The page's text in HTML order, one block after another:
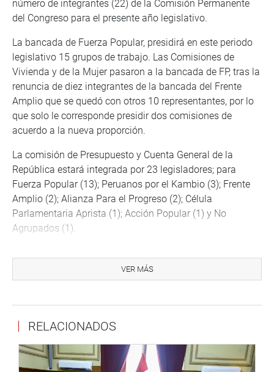
número de integrantes (22) de la Comisión Permanente
del Congreso para el presente año legislativo.
La bancada de Fuerza Popular, presidirá en este periodo
legislativo 15 grupos de trabajo. Las Comisiones de
Vivienda y de la Mujer pasaron a la bancada de FP, tras la
renuncia de diez integrantes de la bancada del Frente
Amplio que se quedó con otros 10 representantes, por lo
que solo le corresponde presidir dos comisiones de
acuerdo a la nueva proporción.
La comisión de Presupuesto y Cuenta General de la
República estará integrada por 23 legisladores; para
Fuerza Popular (13); Peruanos por el Kambio (3); Frente
Amplio (2); Alianza Para el Progreso (2); Célula
Parlamentaria Aprista (1); Acción Popular (1) y No
Agrupados (1).
Comisión de Descentralización, Fuerza Popular (13);
Peruanos por el Kambio (3); Frente Amplio (2); Alianza
Las comisiones Agraria, Constitución, Economía,
Educación, Energía y Minas, Fiscalización, y Justicia
estarán conformadas por 17 integrantes: Fuerza Popular
VER MÁS
RELACIONADOS